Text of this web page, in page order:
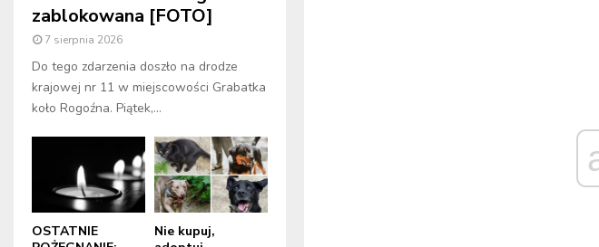
zablokowana [FOTO]
7 sierpnia 2026
Do tego zdarzenia doszło na drodze
krajowej nr 11 w miejscowości Grabatka
koło Rogoźna. Piątek,...
OSTATNIE
Nie kupuj,